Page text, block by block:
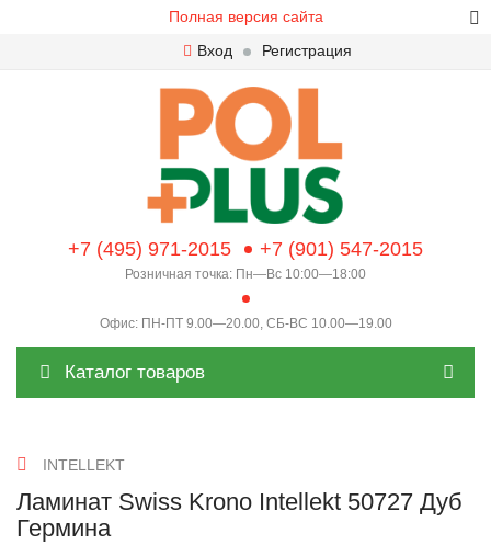
Полная версия сайта
Вход
Регистрация
+7 (495) 971-2015 +7 (901) 547-2015
Розничная точка: Пн—Вс 10:00—18:00
Офис: ПН-ПТ 9.00—20.00, СБ-ВС 10.00—19.00
Каталог товаров
INTELLEKT
Ламинат Swiss Krono Intellekt 50727 Дуб
Гермина